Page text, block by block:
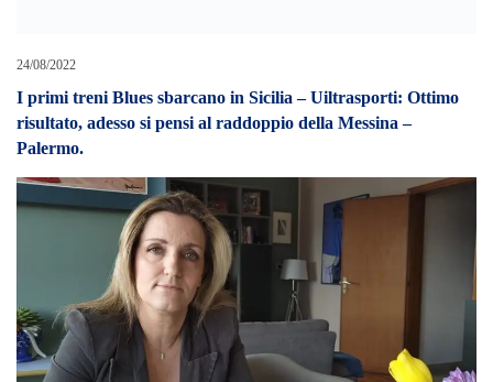
24/08/2022
I primi treni Blues sbarcano in Sicilia – Uiltrasporti: Ottimo
risultato, adesso si pensi al raddoppio della Messina –
Palermo.